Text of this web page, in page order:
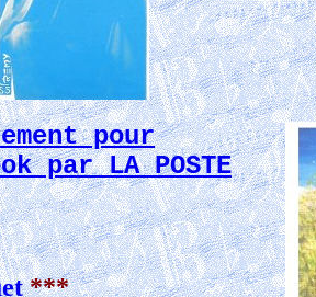
pour
par LA POSTE
***